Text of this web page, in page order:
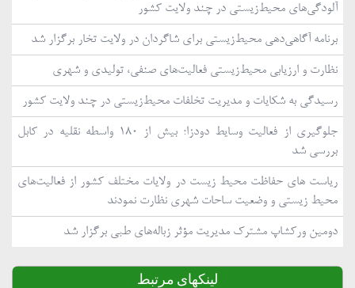
آلودگی‌های محیط‌زیستی در چند ولایت کشور
برنامه آگاهی‌دهی محیط‌زیستی برای شاگردان در ولایت تخار برگزار شد
نظارت و ارزیابی محیط‌زیستی فعالیت‌های صنفی، تولیدی و شهری
رسیدگی به شکایات و مدیریت تخلفات محیط‌زیستی در چند ولایت کشور
جلوگیری از فعالیت وسایط دودزا؛ بیش از ۱۸۰ واسطه نقلیه در کابل
بررسی شد
ریاست های حفاظت محیط زیست در ولایات مختلف کشور از فعالیت‌های
محیط زیستی و وضعیت ساحات شهری نظارت نمودند
دومین ورکشاپ مشترک مدیریت مؤثر زباله‌های طبی برگزار شد
لینکهای مرتبط